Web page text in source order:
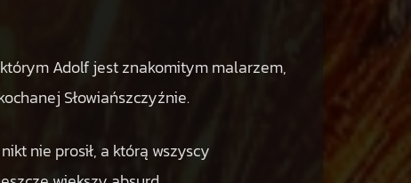
Adolf jest znakomitym malarzem,
Słowiańszczyźnie.
nie prosił, a którą wszyscy